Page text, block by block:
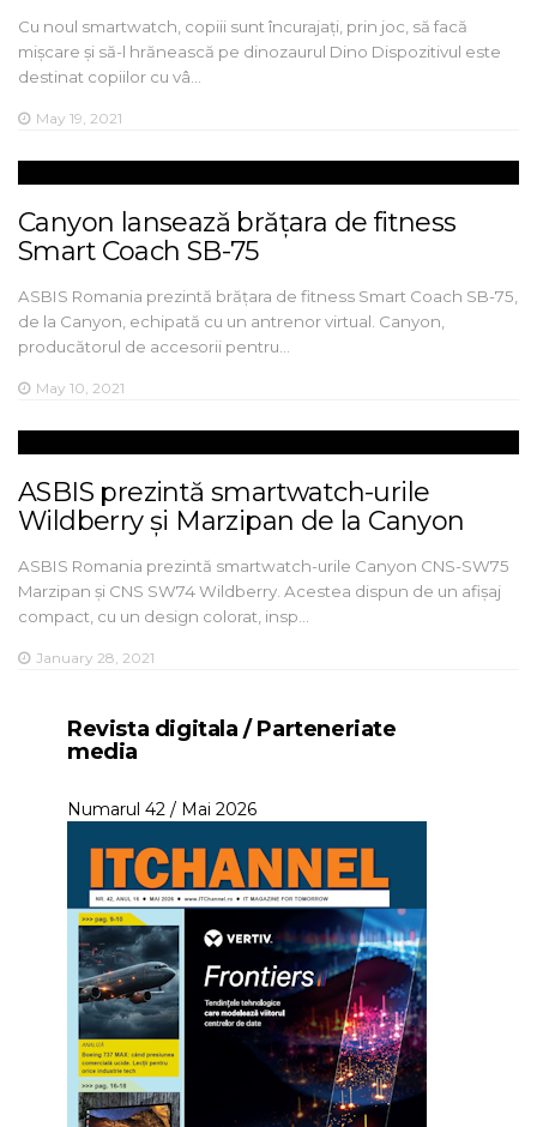
Cu noul smartwatch, copiii sunt încurajați, prin joc, să facă
mișcare și să-l hrănească pe dinozaurul Dino Dispozitivul este
destinat copiilor cu vâ…
May 19, 2021
Canyon lansează brățara de fitness
Smart Coach SB-75
ASBIS Romania prezintă brățara de fitness Smart Coach SB-75,
de la Canyon, echipată cu un antrenor virtual. Canyon,
producătorul de accesorii pentru…
May 10, 2021
ASBIS prezintă smartwatch-urile
Wildberry și Marzipan de la Canyon
ASBIS Romania prezintă smartwatch-urile Canyon CNS-SW75
Marzipan și CNS SW74 Wildberry. Acestea dispun de un afișaj
compact, cu un design colorat, insp…
January 28, 2021
Revista digitala / Parteneriate
media
Numarul 42 / Mai 2026